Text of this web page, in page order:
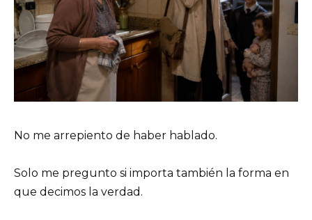
No me arrepiento de haber hablado.
Solo me pregunto si importa también la forma en
que decimos la verdad.